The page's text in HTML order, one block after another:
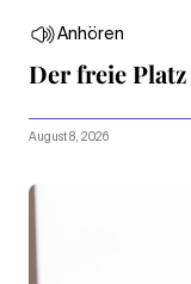
Anhören
Der freie
August 8, 2026